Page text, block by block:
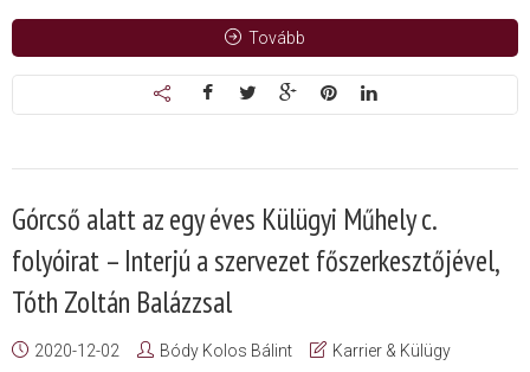
Tovább
Górcső alatt az egy éves Külügyi Műhely c.
folyóirat – Interjú a szervezet főszerkesztőjével,
Tóth Zoltán Balázzsal
2020-12-02 Bódy Kolos Bálint
Karrier & Külügy